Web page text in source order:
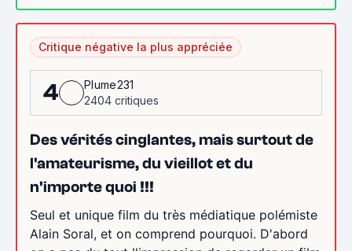
Critique négative la plus appréciée
4
Plume231
2404 critiques
Des vérités cinglantes, mais surtout de
l'amateurisme, du vieillot et du
n'importe quoi !!!
Seul et unique film du très médiatique polémiste
Alain Soral, et on comprend pourquoi. D'abord